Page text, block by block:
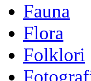
Fauna
Flora
Folklori